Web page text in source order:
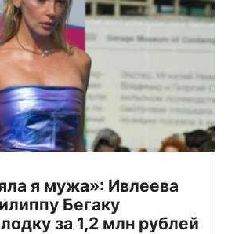
я мужа»: Ивлеева
Бегаку
за 1,2 млн рублей